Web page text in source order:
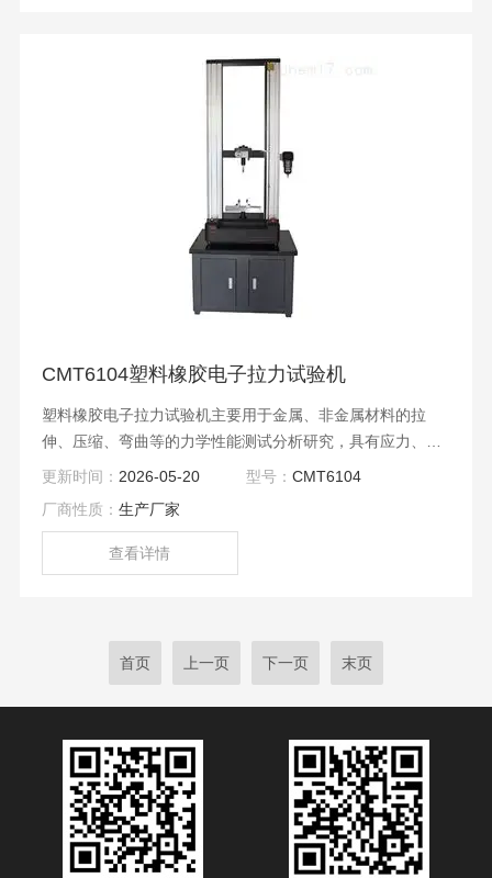
CMT6104塑料橡胶电子拉力试验机
塑料橡胶电子拉力试验机主要用于金属、非金属材料的拉
伸、压缩、弯曲等的力学性能测试分析研究，具有应力、应
变、位移三种闭环控制方式，可求出力、抗拉强度、弯曲强
更新时间： 2026-05-20 型号： CMT6104
厂商性质： 生产厂家
查看详情
首页 上一页 下一页 末页